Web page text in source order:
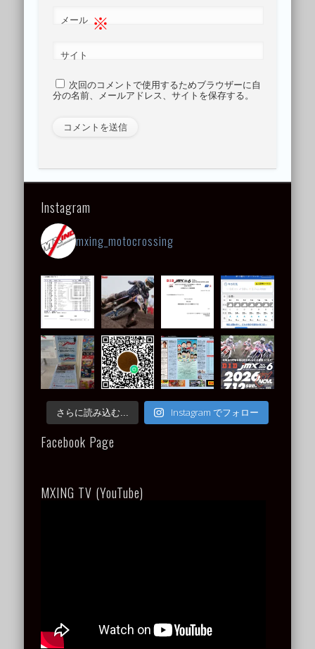
メール ※
サイト
次回のコメントで使用するためブラウザーに自
分の名前、メールアドレス、サイトを保存する。
Instagram
mxing_motocrossing
さらに読み込む... Instagram でフォロー
Facebook Page
MXING TV (YouTube)